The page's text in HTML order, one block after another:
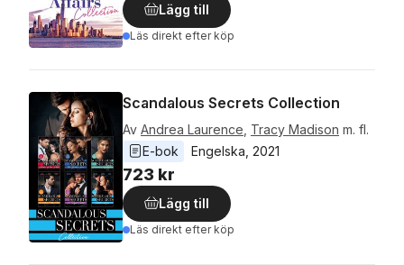
Lägg till
Läs direkt efter köp
Scandalous Secrets Collection
Av Andrea Laurence Tracy Madison m. fl.
E-bok
Engelska 2021
723 kr
Lägg till
Läs direkt efter köp